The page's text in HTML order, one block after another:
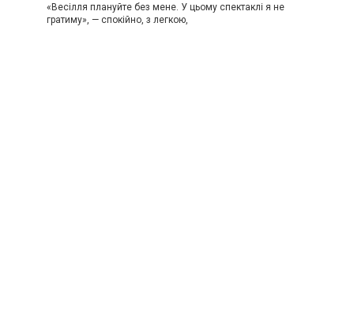
«Весілля плануйте без мене. У цьому спектаклі я не
гратиму», — спокійно, з легкою,